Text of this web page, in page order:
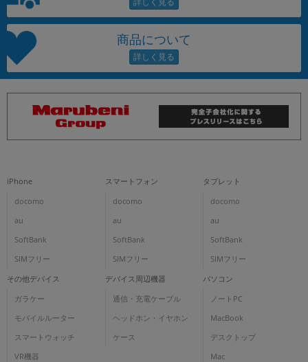
商品について
iPhone
docomo
au
SoftBank
SIMフリー
スマートフォン
docomo
au
SoftBank
SIMフリー
タブレット
docomo
au
SoftBank
SIMフリー
その他デバイス
ガラケー
モバイルルーター
スマートウォッチ
VR機器
デバイス周辺機器
通信・充電ケーブル
ヘッドホン・イヤホン
ケース
パソコン
ノートPC
MacBook
デスクトップ
Mac